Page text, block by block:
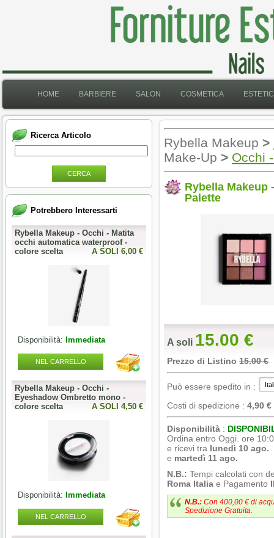
HOME BARBIERE SALON COSMETICA
Ricerca Articolo
CERCA
Potrebbero Interessarti
Rybella Makeup - Occhi - Matita
occhi automatica waterproof -
colore scelta
A SOLI 6,00 €
Disponibilità: Immediata
NEL CARRELLO
Rybella Makeup - Occhi -
Eyeshadow Ombretto mono -
colore scelta
A SOLI 4,50 €
Disponibilità: Immediata
NEL CARRELLO
Rybella Makeup >
Make-Up > Occhi
Rybella Makeup
Palette
A soli 15.00 €
Prezzo di Listino 15.00 €
Può essere spedito in :
Costi di spedizione : 4,90 €
Disponibilità :
Ordina entro Oggi. ore
e ricevi tra lunedì 10 ago.
e martedì 11 ago.
N.B.: Tempi calcolati con
Roma Italia e Pagamento
N.B.: Con 400,00 € di
Spedizione Gratuita.